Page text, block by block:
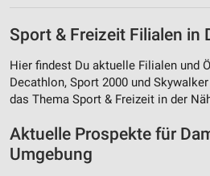
Sport & Freizeit Filialen in
Hier findest Du aktuelle Filialen und
Decathlon, Sport 2000 und
das Thema Sport & Freizeit in der
Aktuelle Prospekte für
Umgebung